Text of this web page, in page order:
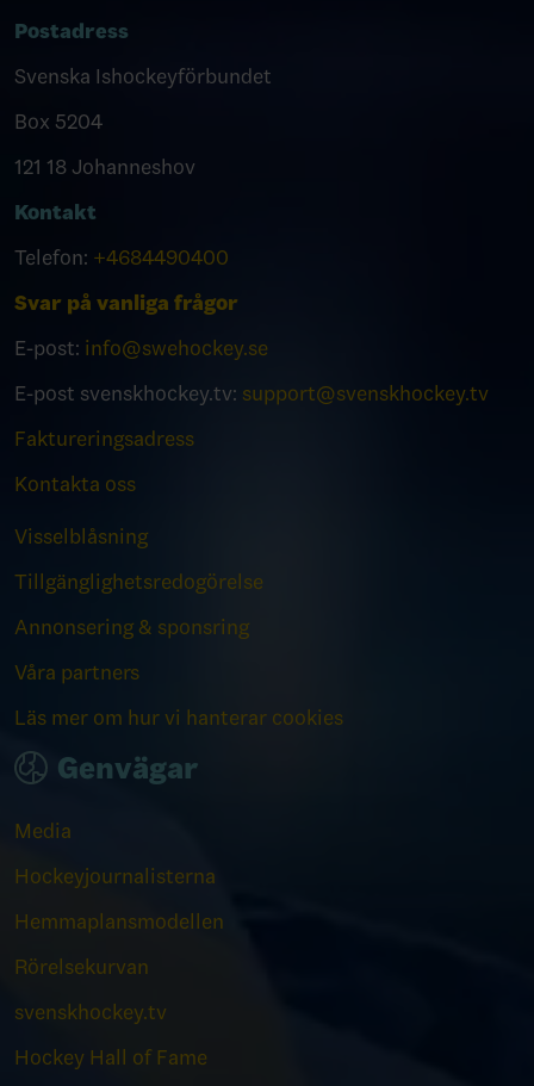
Postadress
Svenska Ishockeyförbundet
Box 5204
121 18 Johanneshov
Kontakt
Telefon: +4684490400
Svar på vanliga frågor
E-post: info@swehockey.se
E-post svenskhockey.tv: support@svenskhockey.tv
Faktureringsadress
Kontakta oss
Visselblåsning
Tillgänglighetsredogörelse
Annonsering & sponsring
Våra partners
Läs mer om hur vi hanterar cookies
Genvägar
Media
Hockeyjournalisterna
Hemmaplansmodellen
Rörelsekurvan
svenskhockey.tv
Hockey Hall of Fame